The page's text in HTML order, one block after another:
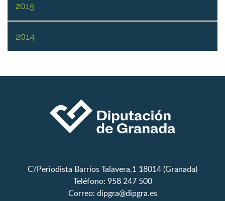
2015
2014
C/Periodista Barrios Talavera,1 18014 (Granada)
Teléfono: 958 247 500
Correo: dipgra@dipgra.es